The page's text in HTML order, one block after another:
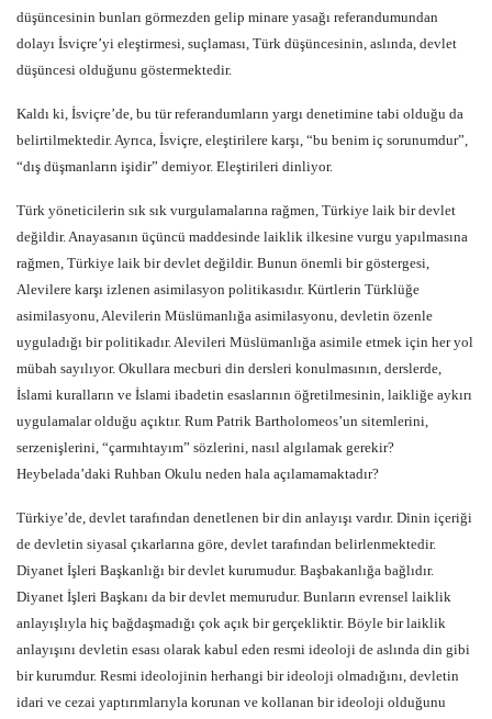
düşüncesinin bunları görmezden gelip minare yasağı referandumundan
dolayı İsviçre’yi eleştirmesi, suçlaması, Türk düşüncesinin, aslında, devlet
düşüncesi olduğunu göstermektedir.
Kaldı ki, İsviçre’de, bu tür referandumların yargı denetimine tabi olduğu da
belirtilmektedir. Ayrıca, İsviçre, eleştirilere karşı, “bu benim iç sorunumdur”,
“dış düşmanların işidir” demiyor. Eleştirileri dinliyor.
Türk yöneticilerin sık sık vurgulamalarına rağmen, Türkiye laik bir devlet
değildir. Anayasanın üçüncü maddesinde laiklik ilkesine vurgu yapılmasına
rağmen, Türkiye laik bir devlet değildir. Bunun önemli bir göstergesi,
Alevilere karşı izlenen asimilasyon politikasıdır. Kürtlerin Türklüğe
asimilasyonu, Alevilerin Müslümanlığa asimilasyonu, devletin özenle
uyguladığı bir politikadır. Alevileri Müslümanlığa asimile etmek için her yol
mübah sayılıyor. Okullara mecburi din dersleri konulmasının, derslerde,
İslami kuralların ve İslami ibadetin esaslarının öğretilmesinin, laikliğe aykırı
uygulamalar olduğu açıktır. Rum Patrik Bartholomeos’un sitemlerini,
serzenişlerini, “çarmıhtayım” sözlerini, nasıl algılamak gerekir?
Heybelada’daki Ruhban Okulu neden hala açılamamaktadır?
Türkiye’de, devlet tarafından denetlenen bir din anlayışı vardır. Dinin içeriği
de devletin siyasal çıkarlarına göre, devlet tarafından belirlenmektedir.
Diyanet İşleri Başkanlığı bir devlet kurumudur. Başbakanlığa bağlıdır.
Diyanet İşleri Başkanı da bir devlet memurudur. Bunların evrensel laiklik
anlayışlıyla hiç bağdaşmadığı çok açık bir gerçekliktir. Böyle bir laiklik
anlayışını devletin esası olarak kabul eden resmi ideoloji de aslında din gibi
bir kurumdur. Resmi ideolojinin herhangi bir ideoloji olmadığını, devletin
idari ve cezai yaptırımlarıyla korunan ve kollanan bir ideoloji olduğunu